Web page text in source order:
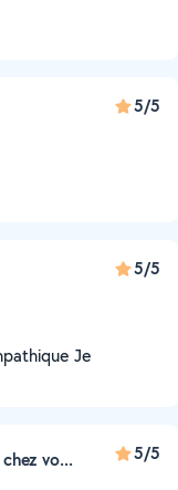
5/5
5/5
Je
vo... 5/5